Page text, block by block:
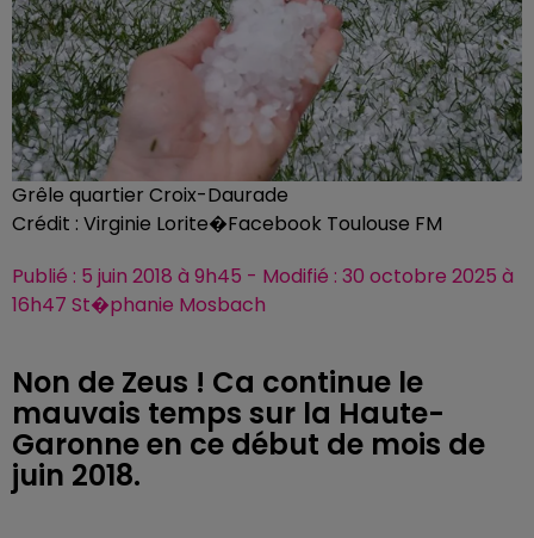
Grêle quartier Croix-Daurade
Crédit : Virginie Lorite�Facebook Toulouse FM
Publié : 5 juin 2018 à 9h45 - Modifié : 30 octobre 2025 à
16h47 St�phanie Mosbach
Non de Zeus ! Ca continue le
mauvais temps sur la Haute-
Garonne en ce début de mois de
juin 2018.